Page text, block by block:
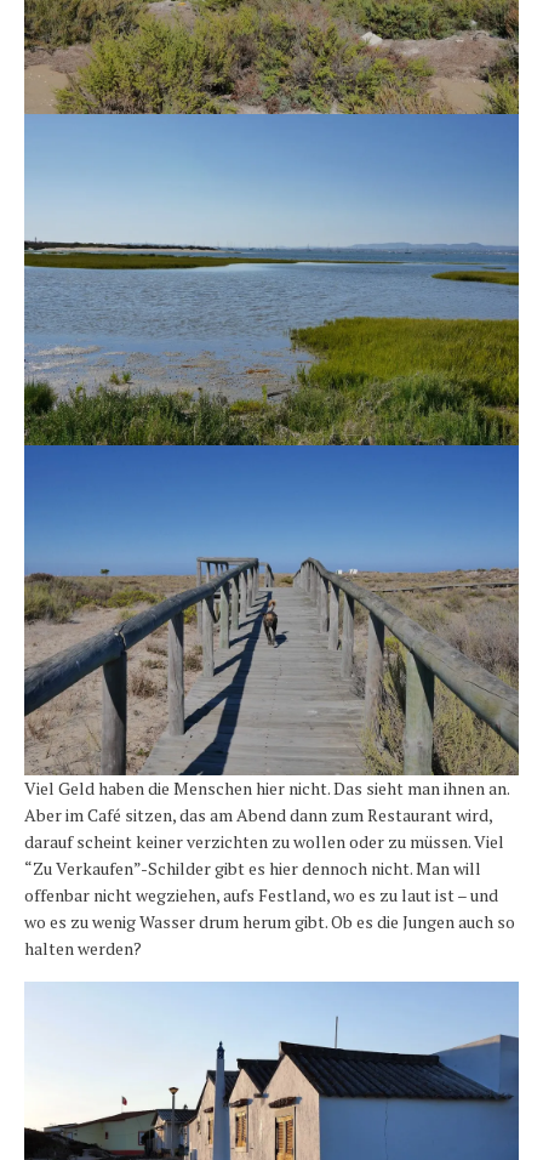
Viel Geld haben die Menschen hier nicht. Das sieht man ihnen an.
Aber im Café sitzen, das am Abend dann zum Restaurant wird,
darauf scheint keiner verzichten zu wollen oder zu müssen. Viel
“Zu Verkaufen”-Schilder gibt es hier dennoch nicht. Man will
offenbar nicht wegziehen, aufs Festland, wo es zu laut ist – und
wo es zu wenig Wasser drum herum gibt. Ob es die Jungen auch so
halten werden?